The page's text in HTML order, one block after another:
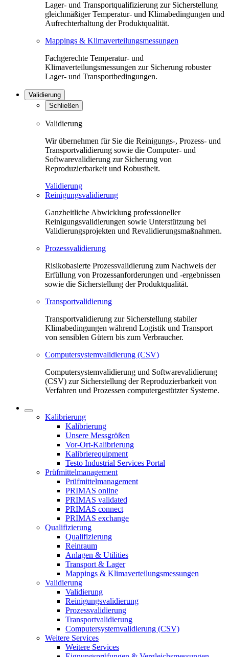
Lager- und Transportqualifizierung zur Sicherstellung
gleichmäßiger Temperatur- und Klimabedingungen und
Aufrechterhaltung der Produktqualität.
Mappings & Klimaverteilungsmessungen
Fachgerechte Temperatur- und
Klimaverteilungsmessungen zur Sicherung robuster
Lager- und Transportbedingungen.
Validierung
Schließen
Validierung
Wir übernehmen für Sie die Reinigungs-, Prozess- und
Transportvalidierung sowie die Computer- und
Softwarevalidierung zur Sicherung von
Reproduzierbarkeit und Robustheit.
Validierung
Reinigungsvalidierung
Ganzheitliche Abwicklung professioneller
Reinigungsvalidierungen sowie Unterstützung bei
Validierungsprojekten und Revalidierungsmaßnahmen.
Prozessvalidierung
Risikobasierte Prozessvalidierung zum Nachweis der
Erfüllung von Prozessanforderungen und -ergebnissen
sowie die Sicherstellung der Produktqualität.
Transportvalidierung
Transportvalidierung zur Sicherstellung stabiler
Klimabedingungen während Logistik und Transport
von sensiblen Gütern bis zum Verbraucher.
Computersystemvalidierung (CSV)
Computersystemvalidierung und Softwarevalidierung
(CSV) zur Sicherstellung der Reproduzierbarkeit von
Verfahren und Prozessen computergestützter Systeme.
Kalibrierung
Kalibrierung
Unsere Messgrößen
Vor-Ort-Kalibrierung
Kalibrierequipment
Testo Industrial Services Portal
Prüfmittelmanagement
Prüfmittelmanagement
PRIMAS online
PRIMAS validated
PRIMAS connect
PRIMAS exchange
Qualifizierung
Qualifizierung
Reinraum
Anlagen & Utilities
Transport & Lager
Mappings & Klimaverteilungsmessungen
Validierung
Validierung
Reinigungsvalidierung
Prozessvalidierung
Transportvalidierung
Computersystemvalidierung (CSV)
Weitere Services
Weitere Services